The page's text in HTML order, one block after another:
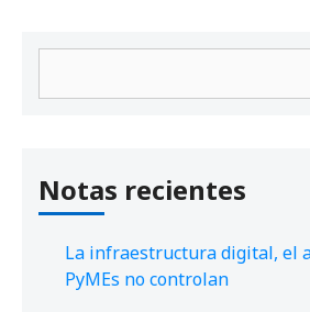
Notas recientes
La infraestructura digital, el
PyMEs no controlan